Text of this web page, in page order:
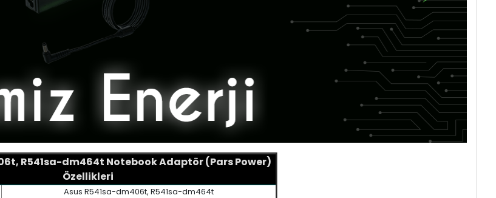
R541sa-dm464t Notebook Adaptör (Pars Power)
Özellikleri
Asus R541sa-dm406t, R541sa-dm464t